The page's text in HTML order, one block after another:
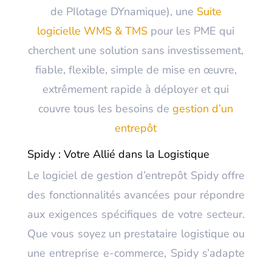
de PIlotage DYnamique), une Suite
logicielle WMS & TMS pour les PME qui
cherchent une solution sans investissement,
fiable, flexible, simple de mise en œuvre,
extrêmement rapide à déployer et qui
couvre tous les besoins degestion d’un
entrepôt
Spidy : Votre Allié dans la Logistique
Le logiciel de gestion d’entrepôt Spidy offre
des fonctionnalités avancées pour répondre
aux exigences spécifiques de votre secteur.
Que vous soyez un prestataire logistique ou
une entreprise e-commerce, Spidy s’adapte